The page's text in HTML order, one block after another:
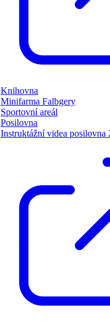
Knihovna
Minifarma Falbgery
Sportovní areál
Posilovna
Instruktážní videa posilovna